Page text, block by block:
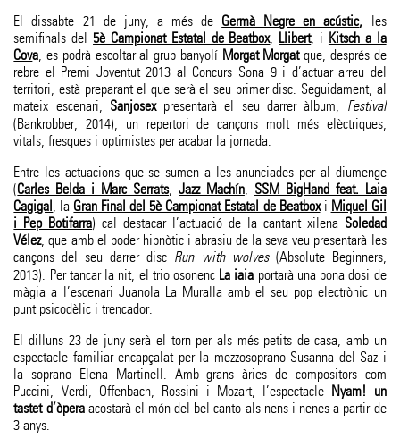
El dissabte 21 de juny, a més de Germà Negre en acústic, les
semifinals del 5è Campionat Estatal de Beatbox, Llibert, i Kitsch a la
Cova, es podrà escoltar al grup banyolí Morgat Morgatque, després de
rebre el Premi Joventut 2013 al Concurs Sona 9 i d’actuar arreu del
territori, està preparant el que serà el seu primer disc. Seguidament, al
mateix escenari, Sanjosexpresentarà el seu darrer àlbum, Festival
(Bankrobber, 2014), un repertori de cançons molt més elèctriques,
vitals, fresques i optimistes per acabar la jornada.
Entre les actuacions que se sumen a les anunciades per al diumenge
(Carles Belda i Marc Serrats, Jazz Machín, SSM BigHand feat. Laia
Cagigal, la Gran Final del 5è Campionat Estatal de Beatboxi Miquel Gil
i Pep Botifarra) cal destacar l’actuació de la cantant xilena Soledad
Vélez, que amb el poder hipnòtic i abrasiu de la seva veu presentarà les
cançons del seu darrer disc Run with wolves(Absolute Beginners,
2013). Per tancar la nit, el trio osonenc La iaia portarà una bona dosi de
màgia a l’escenari Juanola La Muralla amb el seu pop electrònic un
punt psicodèlic i trencador.
El dilluns 23 de juny serà el torn per als més petits de casa, amb un
espectacle familiar encapçalat per la mezzosoprano Susanna del Saz i
la soprano Elena Martinell. Amb grans àries de compositors com
Puccini, Verdi, Offenbach, Rossini i Mozart, l’espectacle Nyam! un
tastet d’òperaacostarà el món del bel canto als nens i nenes a partir de
3 anys.